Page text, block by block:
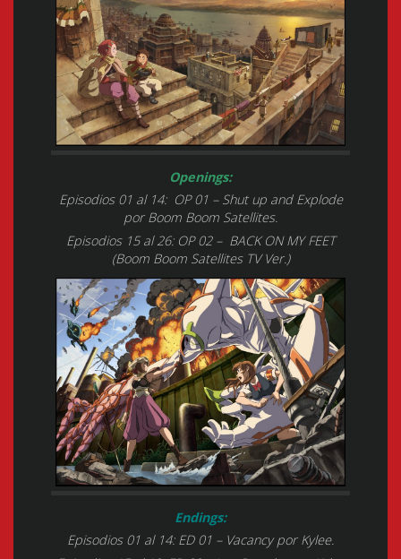
Openings:
Episodios 01 al 14: OP 01 – Shut up and Explode
por Boom Boom Satellites.
Episodios 15 al 26: OP 02 – BACK ON MY FEET
(Boom Boom Satellites TV Ver.)
Endings:
Episodios 01 al 14: ED 01 – Vacancy por Kylee.